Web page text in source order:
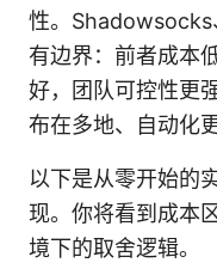
性。Shadowsocks
有边界：前者成本
好，团队可控性更
布在多地、自动化
以下是从零开始的
现。你将看到成本
境下的取舍逻辑。